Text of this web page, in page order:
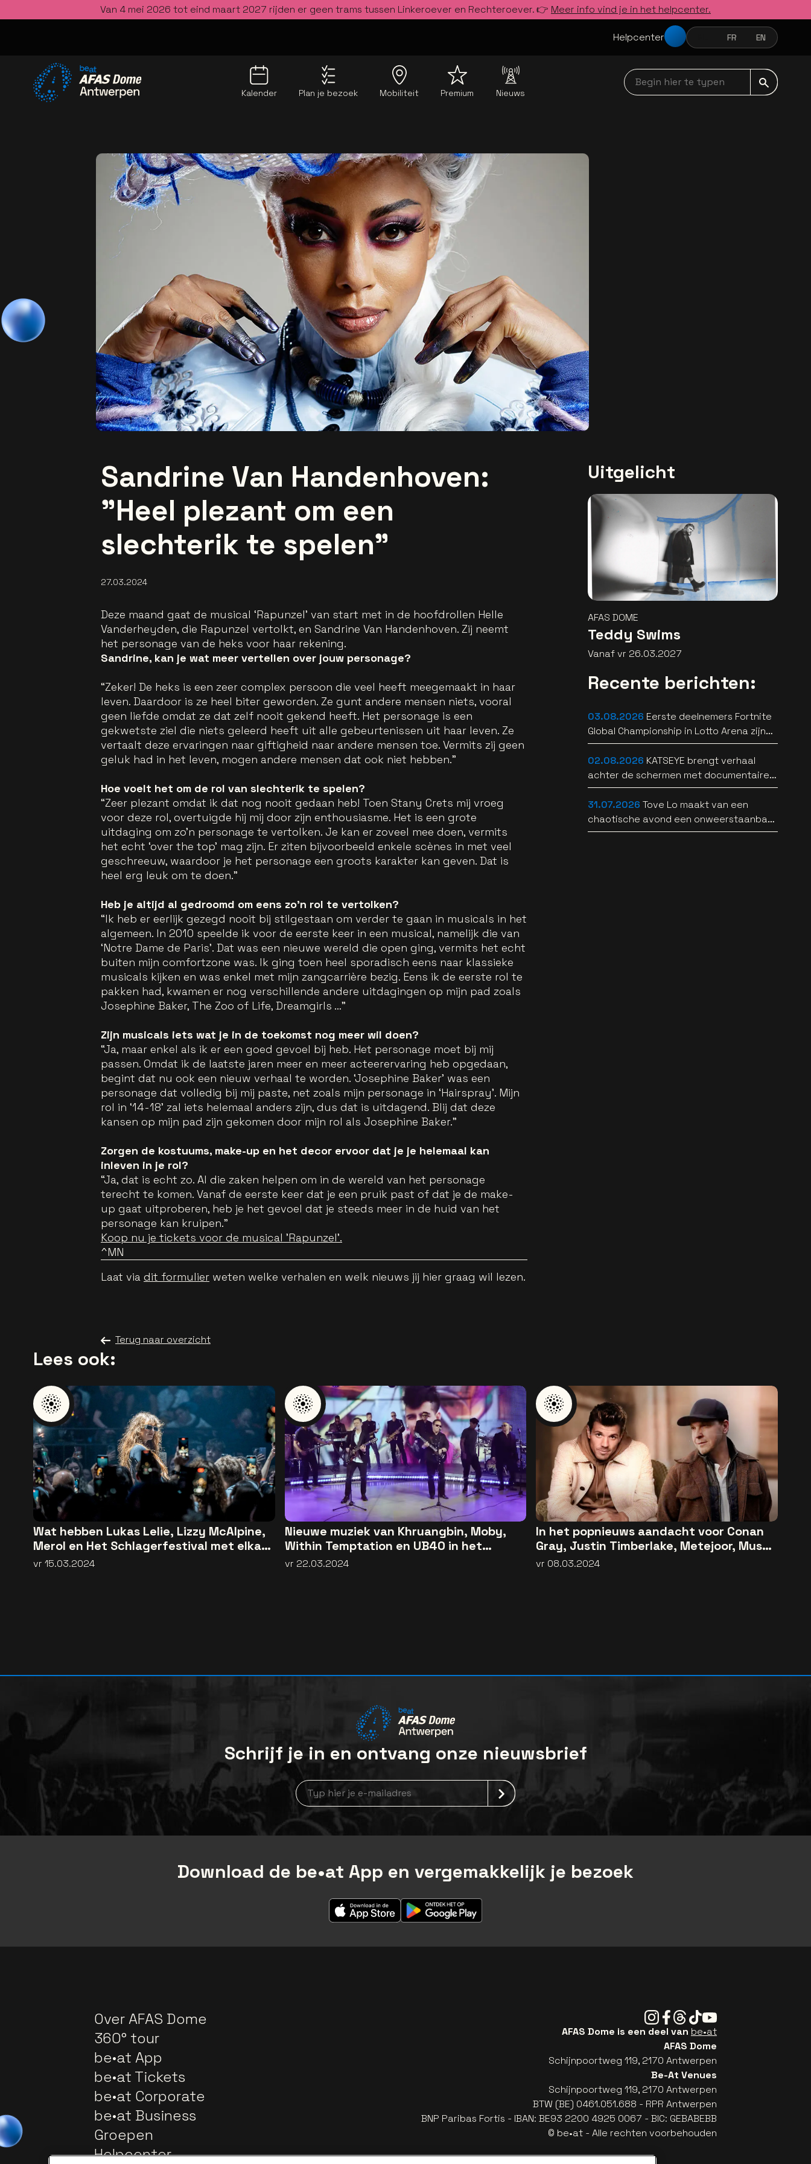
Van 4 mei 2026 tot eind maart 2027 rijden er geen trams tussen Linkeroever en Rechteroever. 👉 Meer info vind je in het helpcenter.
Helpcenter NEDERLANDSFRANÇAIS
FR ENGLISH
EN
Kalender Plan je bezoek Mobiliteit Premium Nieuws
Begin hier te typen navbar
Sandrine Van Handenhoven:
"Heel plezant om een
slechterik te spelen"
27.03.2024
Deze maand gaat de musical ‘Rapunzel’ van start met in de hoofdrollen Helle
Vanderheyden, die Rapunzel vertolkt, en Sandrine Van Handenhoven. Zij neemt
het personage van de heks voor haar rekening.
Sandrine, kan je wat meer vertellen over jouw personage?
“Zeker! De heks is een zeer complex persoon die veel heeft meegemaakt in haar
leven. Daardoor is ze heel biter geworden. Ze gunt andere mensen niets, vooral
geen liefde omdat ze dat zelf nooit gekend heeft. Het personage is een
gekwetste ziel die niets geleerd heeft uit alle gebeurtenissen uit haar leven. Ze
vertaalt deze ervaringen naar giftigheid naar andere mensen toe. Vermits zij geen
geluk had in het leven, mogen andere mensen dat ook niet hebben.”
Hoe voelt het om de rol van slechterik te spelen?
“Zeer plezant omdat ik dat nog nooit gedaan heb! Toen Stany Crets mij vroeg
voor deze rol, overtuigde hij mij door zijn enthousiasme. Het is een grote
uitdaging om zo’n personage te vertolken. Je kan er zoveel mee doen, vermits
het echt ‘over the top’ mag zijn. Er ziten bijvoorbeeld enkele scènes in met veel
geschreeuw, waardoor je het personage een groots karakter kan geven. Dat is
heel erg leuk om te doen.”
Heb je altijd al gedroomd om eens zo’n rol te vertolken?
“Ik heb er eerlijk gezegd nooit bij stilgestaan om verder te gaan in musicals in het
algemeen. In 2010 speelde ik voor de eerste keer in een musical, namelijk die van
‘Notre Dame de Paris’. Dat was een nieuwe wereld die open ging, vermits het echt
buiten mijn comfortzone was. Ik ging toen heel sporadisch eens naar klassieke
musicals kijken en was enkel met mijn zangcarrière bezig. Eens ik de eerste rol te
pakken had, kwamen er nog verschillende andere uitdagingen op mijn pad zoals
Josephine Baker, The Zoo of Life, Dreamgirls …”
Zijn musicals iets wat je in de toekomst nog meer wil doen?
“Ja, maar enkel als ik er een goed gevoel bij heb. Het personage moet bij mij
passen. Omdat ik de laatste jaren meer en meer acteerervaring heb opgedaan,
begint dat nu ook een nieuw verhaal te worden. ‘Josephine Baker’ was een
personage dat volledig bij mij paste, net zoals mijn personage in ‘Hairspray’. Mijn
rol in ‘14-18’ zal iets helemaal anders zijn, dus dat is uitdagend. Blij dat deze
kansen op mijn pad zijn gekomen door mijn rol als Josephine Baker.”
Zorgen de kostuums, make-up en het decor ervoor dat je je helemaal kan
inleven in je rol?
“Ja, dat is echt zo. Al die zaken helpen om in de wereld van het personage
terecht te komen. Vanaf de eerste keer dat je een pruik past of dat je de make-
up gaat uitproberen, heb je het gevoel dat je steeds meer in de huid van het
personage kan kruipen.”
Koop nu je tickets voor de musical 'Rapunzel'.
^MN
Laat via dit formulier weten welke verhalen en welk nieuws jij hier graag wil lezen.
Terug naar overzicht
Uitgelicht
AFAS DOME
Teddy Swims
Vanaf vr 26.03.2027
Recente berichten:
03.08.2026 Eerste deelnemers Fortnite
Global Championship in Lotto Arena zijn
bekend
02.08.2026 KATSEYE brengt verhaal
achter de schermen met documentaire
WILD HEARTS [trailer]
31.07.2026 Tove Lo maakt van een
chaotische avond een onweerstaanbare
popsong
Lees ook:
Wat hebben Lukas Lelie, Lizzy McAlpine,
Merol en Het Schlagerfestival met elkaar
gemeen?
vr 15.03.2024
Nieuwe muziek van Khruangbin, Moby,
Within Temptation en UB40 in het
popnieuws
vr 22.03.2024
In het popnieuws aandacht voor Conan
Gray, Justin Timberlake, Metejoor, Mustii
en Gavin DeGraw
vr 08.03.2024
Schrijf je in en ontvang onze nieuwsbrief
Nieuwsbrief aanmelding
Download de be•at App en vergemakkelijk je bezoek
Over AFAS Dome
360° tour
be•at App
be•at Tickets
be•at Corporate
be•at Business
Groepen
Helpcenter
Instagram
Facebook
Threads
TiktokYoutube
AFAS Dome is een deel van be•at
AFAS Dome
Schijnpoortweg 119, 2170 Antwerpen
Be-At Venues
Schijnpoortweg 119, 2170 Antwerpen
BTW (BE) 0461.051.688 - RPR Antwerpen
BNP Paribas Fortis - IBAN: BE93 2200 4925 0067 - BIC: GEBABEBB
© be•at - Alle rechten voorbehouden